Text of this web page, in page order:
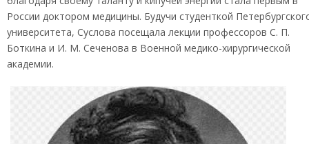
России доктором медицины. Будучи студенткой
университета, Суслова посещала лекции профессоров С. П.
Боткина и И. М. Сеченова в Военной медико-хирургической
академии.